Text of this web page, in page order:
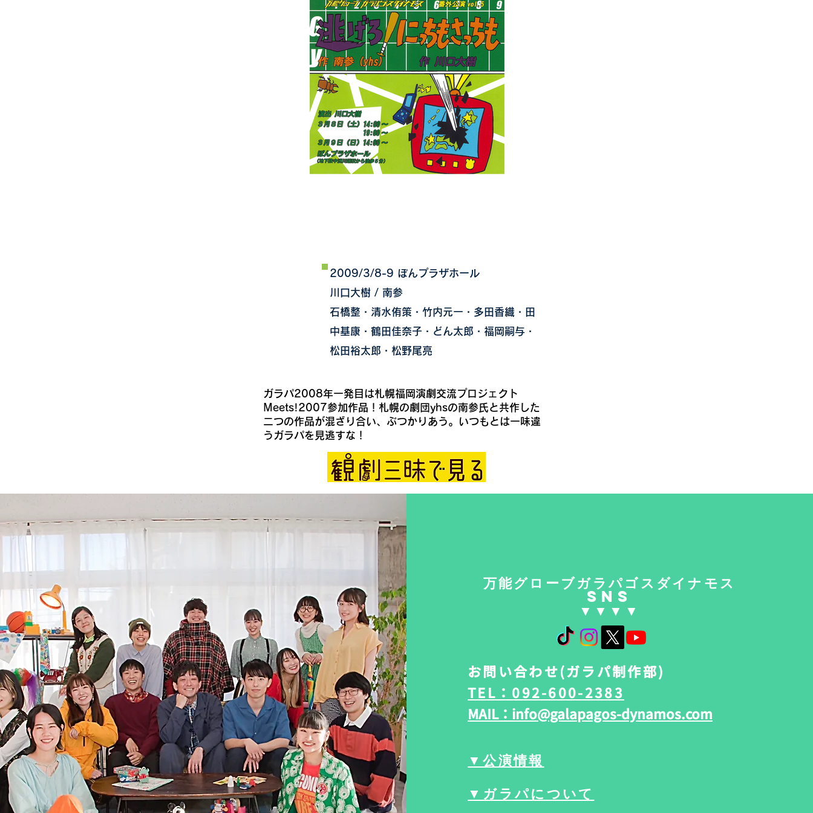
2009/3/8-9 ぽんプラザホール
川口大樹 / 南参
石橋整・清水侑策・竹内元一・多田香織・田
中基康・鶴田佳奈子・どん太郎・福岡嗣与・
松田裕太郎・松野尾亮
ガラパ2008年一発目は札幌福岡演劇交流プロジェクト
Meets!2007参加作品！札幌の劇団yhsの南参氏と共作した
二つの作品が混ざり合い、ぶつかりあう。いつもとは一味違
うガラパを見逃すな！
万能グローブガラパゴスダイナモス
SNS
​▼​▼​▼​▼
お問い合わせ(ガラパ制作部)
TEL：092-600-2383
MAIL：info@galapagos-dynamos.com
▼公演情報
▼ガラパについて